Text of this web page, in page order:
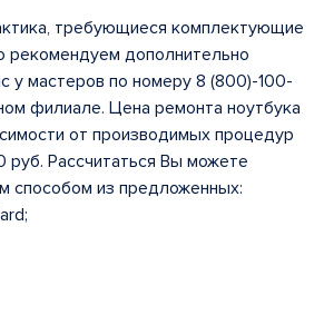
требующиеся комплектующие
рекомендуем дополнительно
у мастеров по номеру 8 (800)-100-
филиале. Цена ремонта ноутбука
от производимых процедур
руб. Рассчитаться Вы можете
из предложенных: